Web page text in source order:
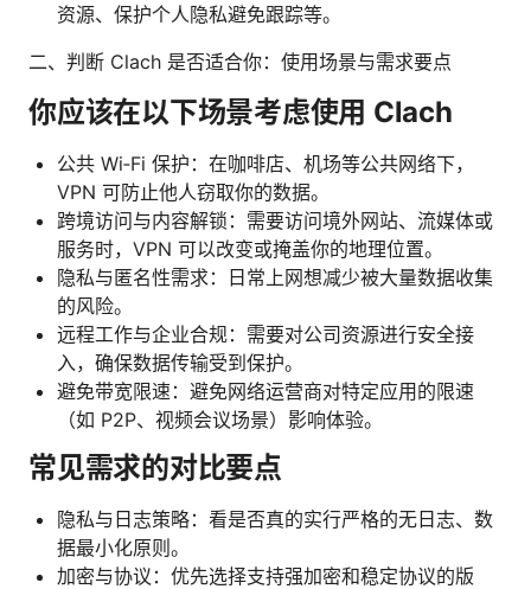
资源、保护个人隐私避免跟踪等。
二、判断 Clach 是否适合你：使用场景与需求要点
你应该在以下场景考虑使用 Clach
公共 Wi‑Fi 保护：在咖啡店、机场等公共网络下，
VPN 可防止他人窃取你的数据。
跨境访问与内容解锁：需要访问境外网站、流媒体或
服务时，VPN 可以改变或掩盖你的地理位置。
隐私与匿名性需求：日常上网想减少被大量数据收集
的风险。
远程工作与企业合规：需要对公司资源进行安全接
入，确保数据传输受到保护。
避免带宽限速：避免网络运营商对特定应用的限速
（如 P2P、视频会议场景）影响体验。
常见需求的对比要点
隐私与日志策略：看是否真的实行严格的无日志、数
据最小化原则。
加密与协议：优先选择支持强加密和稳定协议的版